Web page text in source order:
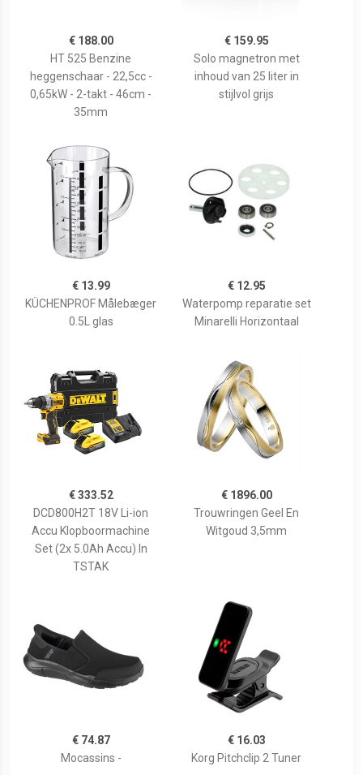
€ 188.00
HT 525 Benzine
heggenschaar - 22,5cc -
0,65kW - 2-takt - 46cm -
35mm
€ 159.95
Solo magnetron met
inhoud van 25 liter in
stijlvol grijs
€ 13.99
KÜCHENPROF Målebæger
0.5L glas
€ 12.95
Waterpomp reparatie set
Minarelli Horizontaal
€ 333.52
DCD800H2T 18V Li-ion
Accu Klopboormachine
Set (2x 5.0Ah Accu) In
TSTAK
€ 1896.00
Trouwringen Geel En
Witgoud 3,5mm
€ 74.87
Mocassins -
€ 16.03
Korg Pitchclip 2 Tuner